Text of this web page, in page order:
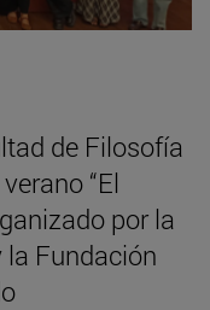
de Filosofía
“El
por la
Fundación